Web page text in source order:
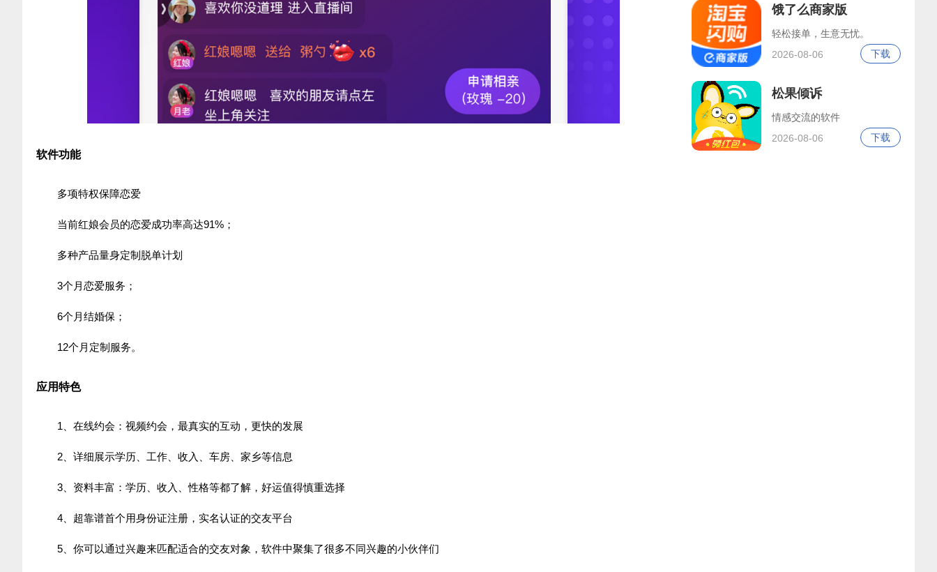
软件功能
多项特权保障恋爱
当前红娘会员的恋爱成功率高达91%；
多种产品量身定制脱单计划
3个月恋爱服务；
6个月结婚保；
12个月定制服务。
应用特色
1、在线约会：视频约会，最真实的互动，更快的发展
2、详细展示学历、工作、收入、车房、家乡等信息
3、资料丰富：学历、收入、性格等都了解，好运值得慎重选择
4、超靠谱首个用身份证注册，实名认证的交友平台
5、你可以通过兴趣来匹配适合的交友对象，软件中聚集了很多不同兴趣的小伙伴们
饿了么商家版
轻松接单，生意无忧。
2026-08-06
下载
松果倾诉
情感交流的软件
2026-08-06
下载